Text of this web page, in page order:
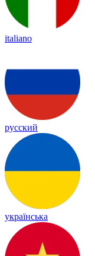
italiano
русский
українська